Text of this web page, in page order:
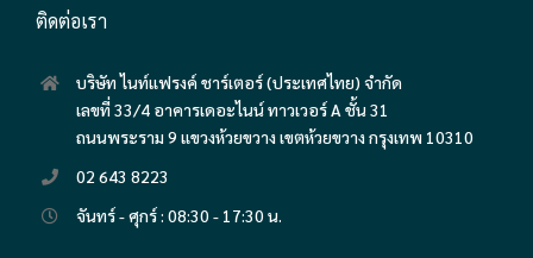
ติดต่อเรา
บริษัท ไนท์แฟรงค์ ชาร์เตอร์ (ประเทศไทย) จำกัด
เลขที่ 33/4 อาคารเดอะไนน์ ทาวเวอร์ A ชั้น 31
ถนนพระราม 9 แขวงห้วยขวาง เขตห้วยขวาง กรุงเทพ 10310
02 643 8223
จันทร์ - ศุกร์ : 08:30 - 17:30 น.